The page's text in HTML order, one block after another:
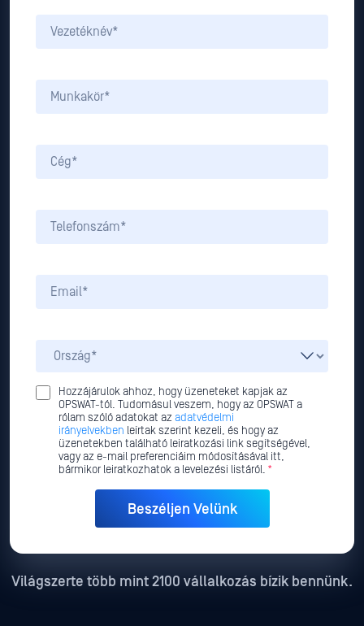
Hozzájárulok ahhoz, hogy üzeneteket kapjak az
OPSWAT-tól. Tudomásul veszem, hogy az OPSWAT a
rólam szóló adatokat az adatvédelmi
irányelvekben leírtak szerint kezeli, és hogy az
üzenetekben található leiratkozási link segítségével,
vagy az e-mail preferenciáim módosításával itt,
bármikor leiratkozhatok a levelezési listáról. *
Világszerte több mint 2100 vállalkozás bízik bennünk.